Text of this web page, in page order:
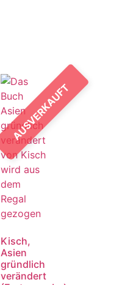
AUSVERKAUFT
Kisch,
Asien
gründlich
verändert